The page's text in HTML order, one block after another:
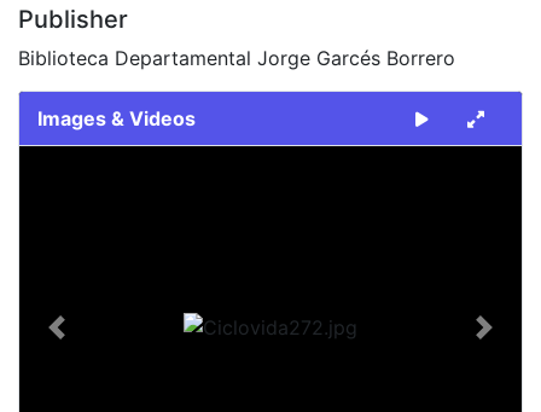
Publisher
Biblioteca Departamental Jorge Garcés Borrero
Images & Videos
Previous Next